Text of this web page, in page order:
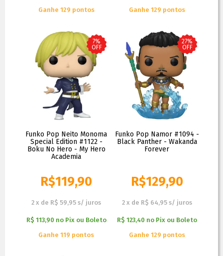
Ganhe 129 pontos
Ganhe 129 pontos
7%
OFF
Funko Pop Neito Monoma
Special Edition #1122 -
Boku No Hero - My Hero
Academia
R$119,90
2 x de R$ 59,95 s/ juros
R$ 113,90 no Pix ou Boleto
Ganhe 119 pontos
27%
OFF
Funko Pop Namor #1094 -
Black Panther - Wakanda
Forever
R$129,90
2 x de R$ 64,95 s/ juros
R$ 123,40 no Pix ou Boleto
Ganhe 129 pontos